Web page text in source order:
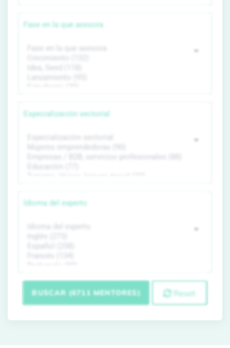
Fase en la que asesora
Especialización sectorial
Idioma del experto
BUSCAR (6711 MENTORES) Reset